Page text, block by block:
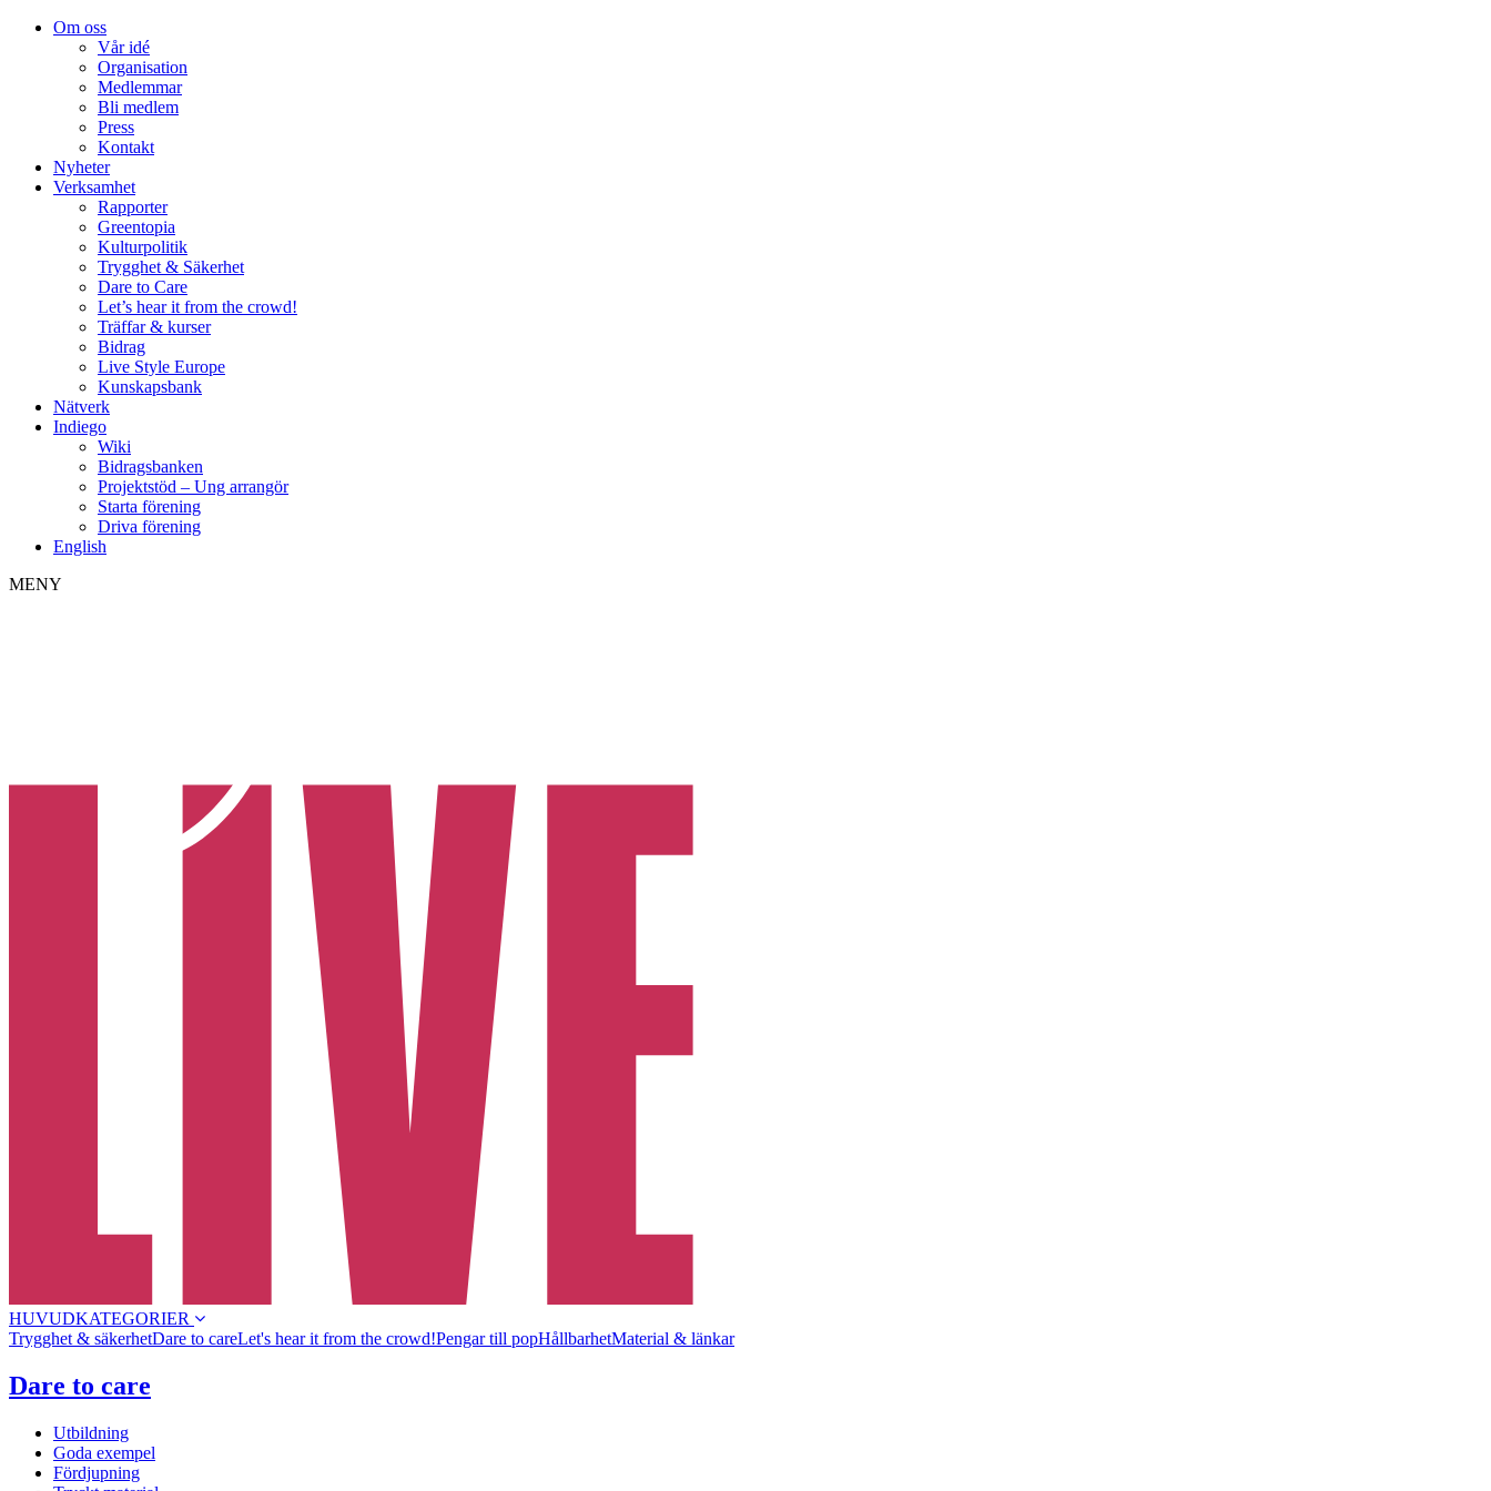
Om oss
Vår idé
Organisation
Medlemmar
Bli medlem
Press
Kontakt
Nyheter
Verksamhet
Rapporter
Greentopia
Kulturpolitik
Trygghet & Säkerhet
Dare to Care
Let’s hear it from the crowd!
Träffar & kurser
Bidrag
Live Style Europe
Kunskapsbank
Nätverk
Indiego
Wiki
Bidragsbanken
Projektstöd – Ung arrangör
Starta förening
Driva förening
English
MENY
HUVUDKATEGORIER
Trygghet & säkerhetDare to careLet's hear it from the crowd!Pengar till popHållbarhetMaterial & länkar
Dare to care
Utbildning
Goda exempel
Fördjupning